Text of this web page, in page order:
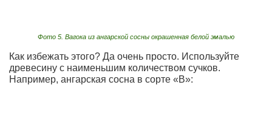
Фото 5. Вагока из ангарской сосны окрашенная белой эмалью
Как избежать этого? Да очень просто. Используйте
древесину с наименьшим количеством сучков.
Например, ангарская сосна в сорте «В»: